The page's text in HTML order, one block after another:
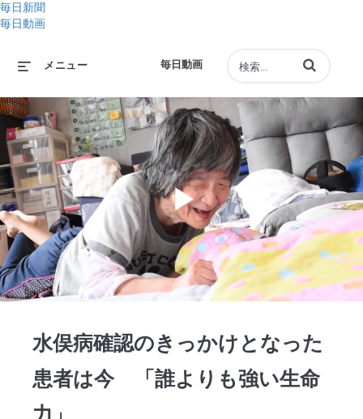
毎日新聞
毎日動画
毎日動画
メニュー 動画の検索語句
Play
水俣病確認のきっかけとなった
患者は今 「誰よりも強い生命
力」